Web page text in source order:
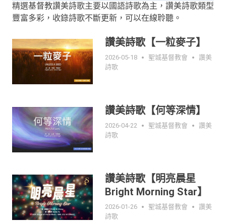
精選基督教讚美詩歌主要以國語詩歌為主，讚美詩歌類型
豐富多彩，收錄詩歌不斷更新，可以在線聆聽。
讚美詩歌【一粒麥子】
2026-05-18 聖城基督教會
讚美
詩歌
讚美詩歌【何等深情】
2026-04-22 聖城基督教會
讚美
詩歌
讚美詩歌【明亮晨星
Bright Morning Star】
2026-01-26 聖城基督教會
讚美
詩歌